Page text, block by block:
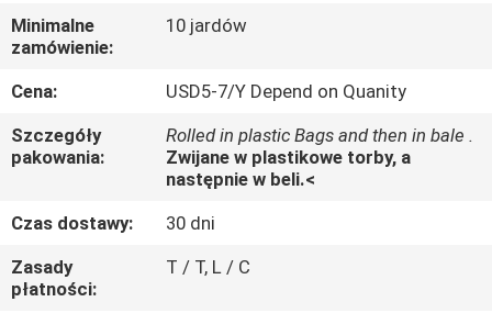
KONTROLA
JAKOŚCI
SKONTAKTUJ
SIĘ
NAMI
Minimalne
zamówienie:
10 jardów
Cena:
USD5-7/Y Depend on Quanity
Szczegóły
pakowania:
Rolled in plastic Bags and then in bale .
Zwijane w plastikowe torby, a
następnie w beli.<
Czas dostawy:
30 dni
Zasady
płatności:
T / T, L / C